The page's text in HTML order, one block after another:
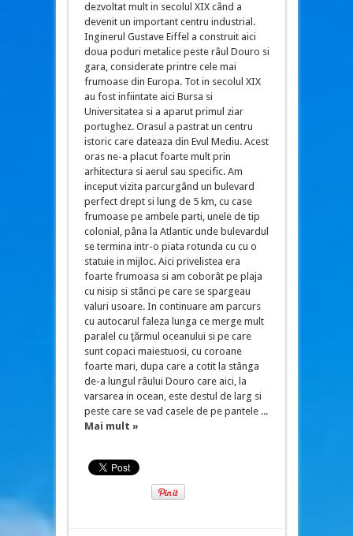
dezvoltat mult in secolul XIX când a
devenit un important centru industrial.
Inginerul Gustave Eiffel a construit aici
doua poduri metalice peste râul Douro si
gara, considerate printre cele mai
frumoase din Europa. Tot in secolul XIX
au fost infiintate aici Bursa si
Universitatea si a aparut primul ziar
portughez. Orasul a pastrat un centru
istoric care dateaza din Evul Mediu. Acest
oras ne-a placut foarte mult prin
arhitectura si aerul sau specific. Am
inceput vizita parcurgând un bulevard
perfect drept si lung de 5 km, cu case
frumoase pe ambele parti, unele de tip
colonial, pâna la Atlantic unde bulevardul
se termina intr-o piata rotunda cu cu o
statuie in mijloc. Aici privelistea era
foarte frumoasa si am coborât pe plaja
cu nisip si stânci pe care se spargeau
valuri usoare. In continuare am parcurs
cu autocarul faleza lunga ce merge mult
paralel cu ţărmul oceanului si pe care
sunt copaci maiestuosi, cu coroane
foarte mari, dupa care a cotit la stânga
de-a lungul râului Douro care aici, la
varsarea in ocean, este destul de larg si
peste care se vad casele de pe pantele ...
Mai mult »